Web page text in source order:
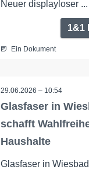
Neuer displayloser ...
1&1
Ein Dokument
29.06.2026 – 10:54
Glasfaser in
schafft
Haushalte
Glasfaser in